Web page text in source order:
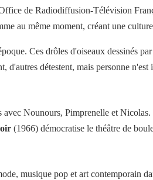
de Radiodiffusion-Télévision
au même moment, créant une
Ces drôles d'oiseaux dessinés
détestent, mais personne
Nounours, Pimprenelle et
(1966) démocratise le théâtre de
musique pop et art contemporain